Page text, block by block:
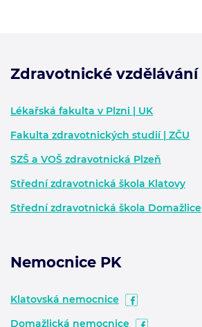
Zdravotnické vzdělávání
Lékařská fakulta v Plzni | UK
Fakulta zdravotnických studií | ZČU
SZŠ a VOŠ zdravotnická Plzeň
Střední zdravotnická škola Klatovy
Střední zdravotnická škola Domažlice
Nemocnice PK
Klatovská nemocnice
Domažlická nemocnice